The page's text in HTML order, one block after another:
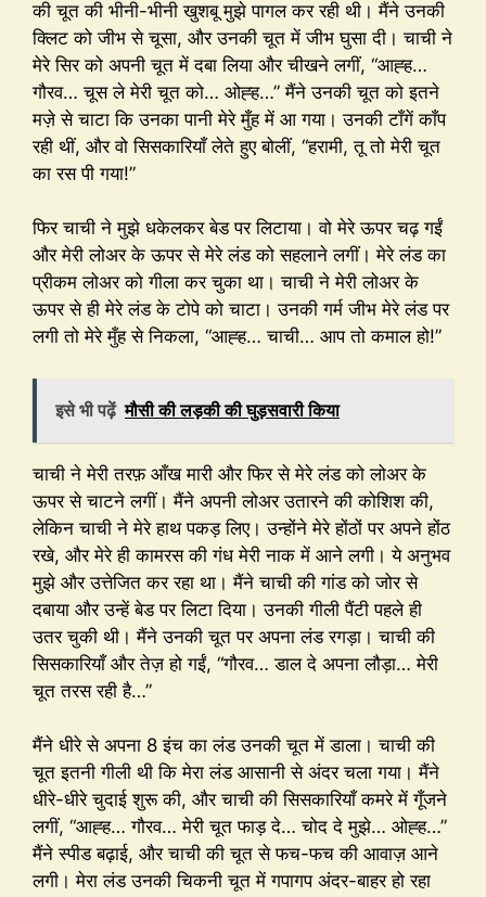
की चूत की भीनी-भीनी खुशबू मुझे पागल कर रही थी। मैंने उनकी
क्लिट को जीभ से चूसा, और उनकी चूत में जीभ घुसा दी। चाची ने
मेरे सिर को अपनी चूत में दबा लिया और चीखने लगीं, “आह्ह…
गौरव… चूस ले मेरी चूत को… ओह्ह…” मैंने उनकी चूत को इतने
मज़े से चाटा कि उनका पानी मेरे मुँह में आ गया। उनकी टाँगें काँप
रही थीं, और वो सिसकारियाँ लेते हुए बोलीं, “हरामी, तू तो मेरी चूत
का रस पी गया!”
फिर चाची ने मुझे धकेलकर बेड पर लिटाया। वो मेरे ऊपर चढ़ गईं
और मेरी लोअर के ऊपर से मेरे लंड को सहलाने लगीं। मेरे लंड का
प्रीकम लोअर को गीला कर चुका था। चाची ने मेरी लोअर के
ऊपर से ही मेरे लंड के टोपे को चाटा। उनकी गर्म जीभ मेरे लंड पर
लगी तो मेरे मुँह से निकला, “आह्ह… चाची… आप तो कमाल हो!”
इसे भी पढ़ें मौसी की लड़की की घुड़सवारी किया
चाची ने मेरी तरफ़ आँख मारी और फिर से मेरे लंड को लोअर के
ऊपर से चाटने लगीं। मैंने अपनी लोअर उतारने की कोशिश की,
लेकिन चाची ने मेरे हाथ पकड़ लिए। उन्होंने मेरे होंठों पर अपने होंठ
रखे, और मेरे ही कामरस की गंध मेरी नाक में आने लगी। ये अनुभव
मुझे और उत्तेजित कर रहा था। मैंने चाची की गांड को जोर से
दबाया और उन्हें बेड पर लिटा दिया। उनकी गीली पैंटी पहले ही
उतर चुकी थी। मैंने उनकी चूत पर अपना लंड रगड़ा। चाची की
सिसकारियाँ और तेज़ हो गईं, “गौरव… डाल दे अपना लौड़ा… मेरी
चूत तरस रही है…”
मैंने धीरे से अपना 8 इंच का लंड उनकी चूत में डाला। चाची की
चूत इतनी गीली थी कि मेरा लंड आसानी से अंदर चला गया। मैंने
धीरे-धीरे चुदाई शुरू की, और चाची की सिसकारियाँ कमरे में गूँजने
लगीं, “आह्ह… गौरव… मेरी चूत फाड़ दे… चोद दे मुझे… ओह्ह…”
मैंने स्पीड बढ़ाई, और चाची की चूत से फच-फच की आवाज़ आने
लगी। मेरा लंड उनकी चिकनी चूत में गपागप अंदर-बाहर हो रहा